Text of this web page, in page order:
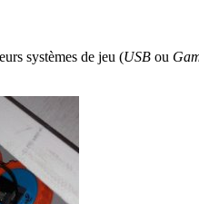
systèmes de jeu (USB ou